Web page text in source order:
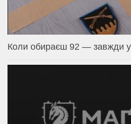
Коли обираєш 92 — завжди